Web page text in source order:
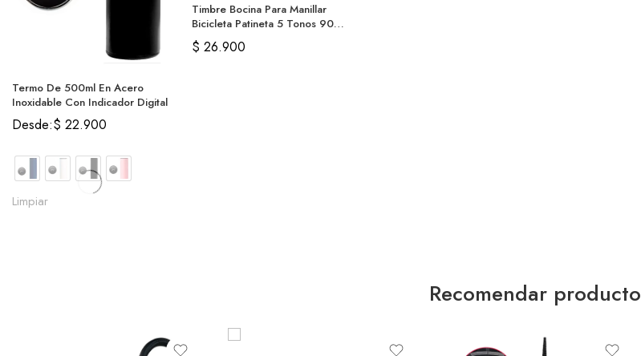
Termo De 500ml En Acero
Inoxidable Con Indicador Digital
Desde:$ 22.900
Limpiar
Timbre Bocina Para Manillar
Bicicleta Patineta 5 Tonos 90
Db
$ 26.900
Recomendar